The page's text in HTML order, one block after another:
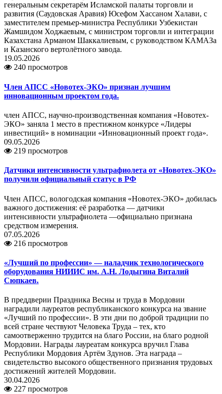
генеральным секретарём Исламской палаты торговли и
развития (Саудовская Аравия) Юсефом Хассаном Халави, с
заместителем премьер-министра Республики Узбекистан
Жамшидом Ходжаевым, с министром торговли и интеграции
Казахстана Арманом Шаккалиевым, с руководством КАМАЗа
и Казанского вертолётного завода.
19.05.2026
240 просмотров
Член АПСС «Новотех-ЭКО» признан лучшим
инновационным проектом года.
член АПСС, научно-производственная компания «Новотех-
ЭКО» заняла 1 место в престижном конкурсе «Лидеры
инвестиций» в номинации «Инновационный проект года».
09.05.2026
219 просмотров
Датчики интенсивности ультрафиолета от «Новотех‑ЭКО»
получили официальный статус в РФ
Член АПСС, вологодская компания «Новотех‑ЭКО» добилась
важного достижения: её разработка — датчики
интенсивности ультрафиолета —официально признана
средством измерения.
07.05.2026
216 просмотров
«Лучший по профессии» — наладчик технологического
оборудования НИИИС им. А.Н. Лодыгина Виталий
Сюпкаев.
В преддверии Праздника Весны и труда в Мордовии
наградили лауреатов республиканского конкурса на звание
«Лучший по профессии». В эти дни по доброй традиции по
всей стране чествуют Человека Труда – тех, кто
самоотверженно трудится на благо России, на благо родной
Мордовии. Награды лауреатам конкурса вручил Глава
Республики Мордовия Артём Здунов. Эта награда –
свидетельство высокого общественного признания трудовых
достижений жителей Мордовии.
30.04.2026
227 просмотров